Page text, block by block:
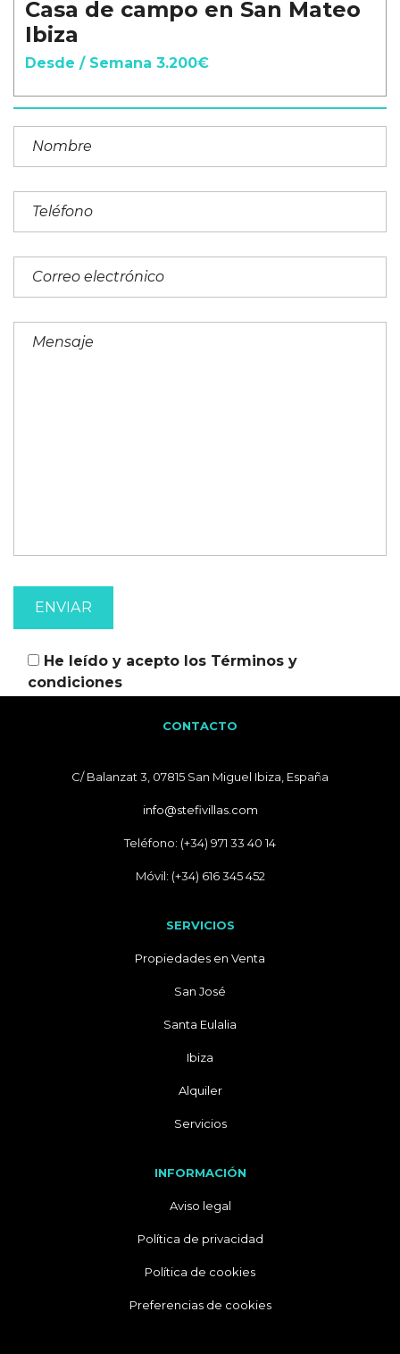
Casa de campo en San Mateo
Ibiza
Desde / Semana 3.200€
He leído y acepto los Términos y
condiciones
CONTACTO
C/ Balanzat 3, 07815 San Miguel Ibiza, España
info@stefivillas.com
Teléfono: (+34) 971 33 40 14
Móvil: (+34) 616 345 452
SERVICIOS
Propiedades en Venta
San José
Santa Eulalia
Ibiza
Alquiler
Servicios
INFORMACIÓN
Aviso legal
Política de privacidad
Política de cookies
Preferencias de cookies